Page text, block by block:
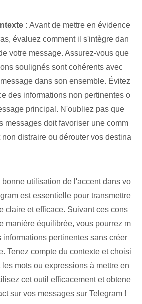
: Avant de mettre en évidence
évaluez comment il s'intègre dan
votre message. Assurez-vous que
soulignés sont cohérents avec
message dans son ensemble. Évitez
des informations non pertinentes o
principal. N'oubliez pas que
messages doit favoriser une comm
distraire ou dérouter vos destina
utilisation de l'accent dans vo
est essentielle pour transmettre
claire et efficace. Suivantces cons
manière équilibrée, vous pourrez m
pertinentes sans créer
Tenez compte du contexte et choisi
mots ou expressions à mettre en
cet outil efficacement et obtene
sur vos messages sur Telegram !